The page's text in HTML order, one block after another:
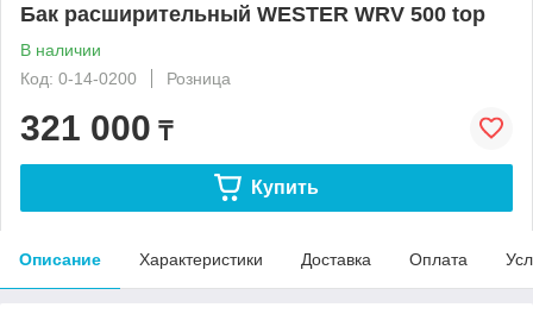
Бак расширительный WESTER WRV 500 top
В наличии
Код: 0-14-0200
Розница
321 000 ₸
Купить
Описание Характеристики Доставка Оплата